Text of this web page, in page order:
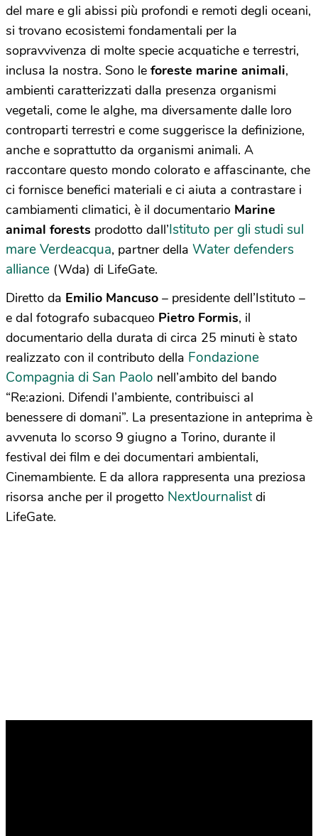
del mare e gli abissi più profondi e remoti degli oceani,
si trovano ecosistemi fondamentali per la
sopravvivenza di molte specie acquatiche e terrestri,
inclusa la nostra. Sono le foreste marine animali,
ambienti caratterizzati dalla presenza organismi
vegetali, come le alghe, ma diversamente dalle loro
controparti terrestri e come suggerisce la definizione,
anche e soprattutto da organismi animali. A
raccontare questo mondo colorato e affascinante, che
ci fornisce benefici materiali e ci aiuta a contrastare i
cambiamenti climatici, è il documentario Marine
animal forests prodotto dall’Istituto per gli studi sul
mare Verdeacqua, partner della Water defenders
alliance (Wda) di LifeGate.
Diretto da Emilio Mancuso – presidente dell’Istituto –
e dal fotografo subacqueo Pietro Formis, il
documentario della durata di circa 25 minuti è stato
realizzato con il contributo della Fondazione
Compagnia di San Paolo nell’ambito del bando
“Re:azioni. Difendi l’ambiente, contribuisci al
benessere di domani”. La presentazione in anteprima è
avvenuta lo scorso 9 giugno a Torino, durante il
festival dei film e dei documentari ambientali,
Cinemambiente. E da allora rappresenta una preziosa
risorsa anche per il progetto NextJournalistdi
LifeGate.